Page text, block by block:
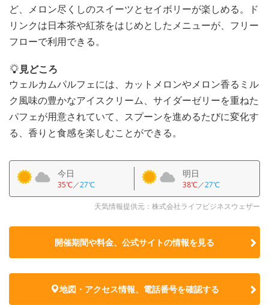
ど、メロン尽くしのスイーツとセイボリーが楽しめる。ド
リンクは日本茶や紅茶をはじめとしたメニューが、フリー
フローで利用できる。
見どころ
ウェルカムパルフェには、カットメロンやメロン香るミル
ク風味の豊かなアイスクリーム、サイダーゼリーを重ねた
パフェが用意されていて、スプーンを進めるたびに変化す
る、香りと食感を楽しむことができる。
今日
35℃／27℃
明日
38℃／27℃
天気情報提供元：株式会社ライフビジネスウェザー
開催期間や料金、公式サイトの情報を見る
地図・アクセス情報、電話番号を確認する